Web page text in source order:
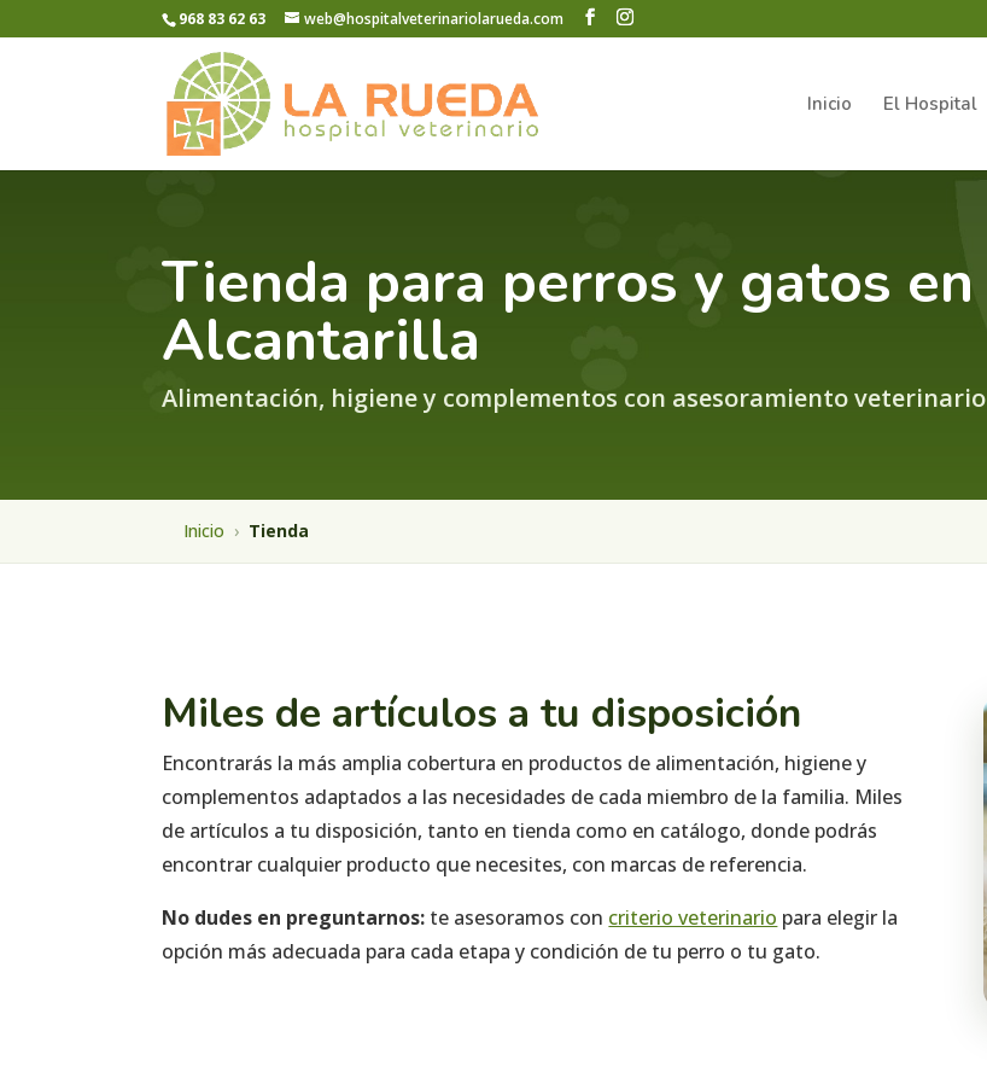
968 83 62 63 web@hospitalveterinariolarueda.com
Inicio El Hospital
Tienda para perros y gatos en
Alcantarilla
Alimentación, higiene y complementos con asesoramiento veterinario
Inicio › Tienda
Miles de artículos a tu disposición
Encontrarás la más amplia cobertura en productos de alimentación, higiene y
complementos adaptados a las necesidades de cada miembro de la familia. Miles
de artículos a tu disposición, tanto en tienda como en catálogo, donde podrás
encontrar cualquier producto que necesites, con marcas de referencia.
No dudes en preguntarnos: te asesoramos con criterio veterinario para elegir la
opción más adecuada para cada etapa y condición de tu perro o tu gato.